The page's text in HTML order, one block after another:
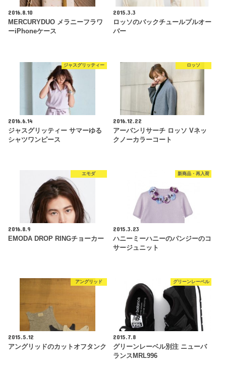
2016.8.10
MERCURYDUO メラニーフラワ
ーiPhoneケース
2015.3.3
ロッソのバックチュールプルオー
バー
ジャスグリッティー
2016.6.14
ジャスグリッティー サマーゆる
シャツワンピース
ロッソ
2016.12.22
アーバンリサーチ ロッソ Vネッ
クノーカラーコート
エモダ
2016.8.9
EMODA DROP RINGチョーカー
新商品・再入荷
2015.3.23
ハニーミーハニーのパンジーのコ
サージュニット
アングリッド
2015.5.12
アングリッドのカットオフタンク
グリーンレーベル
2015.7.8
グリーンレーベル別注 ニューバ
ランスMRL996